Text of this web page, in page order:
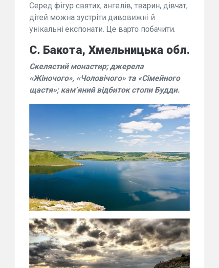
Серед фігур святих, ангелів, тварин, дівчат,
дітей можна зустріти дивовижні й
унікальні експонати. Це варто побачити.
С. Бакота, Хмельницька обл.
Скелястий монастир; джерела
«Жіночого», «Чоловічого» та «Сімейного
щастя»; кам’яний відбиток стопи Будди.